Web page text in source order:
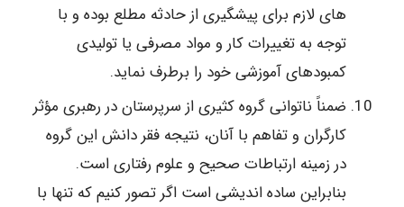
های لازم برای پیشگیری از حادثه مطلع بوده و با
توجه به تغییرات کار و مواد مصرفی یا تولیدی
کمبودهای آموزشی خود را برطرف نماید.
ضمناً ناتوانی گروه کثیری از سرپرستان در رهبری مؤثر
کارگران و تفاهم با آنان، نتیجه فقر دانش این گروه
در زمینه ارتباطات صحیح و علوم رفتاری است.
بنابراین ساده اندیشی است اگر تصور کنیم که تنها با